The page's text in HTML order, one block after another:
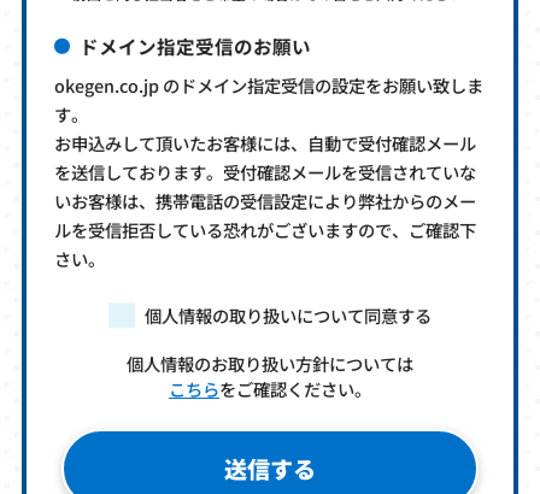
ドメイン指定受信のお願い
okegen.co.jp のドメイン指定受信の設定をお願い致しま
す。
お申込みして頂いたお客様には、自動で受付確認メール
を送信しております。受付確認メールを受信されていな
いお客様は、携帯電話の受信設定により弊社からのメー
ルを受信拒否している恐れがございますので、ご確認下
さい。
個人情報の取り扱いについて同意する
個人情報のお取り扱い方針については
こちらをご確認ください。